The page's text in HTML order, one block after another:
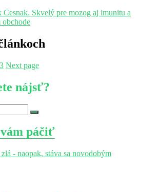
Cesnak. Skvelý pre mozog aj imunitu a
obchode
3 Next page
nájsť?
páčiť